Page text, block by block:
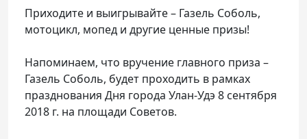
Приходите и выигрывайте – Газель Соболь,
мотоцикл, мопед и другие ценные призы!
Напоминаем, что вручение главного приза –
Газель Соболь, будет проходить в рамках
празднования Дня города Улан-Удэ 8 сентября
2018 г. на площади Советов.